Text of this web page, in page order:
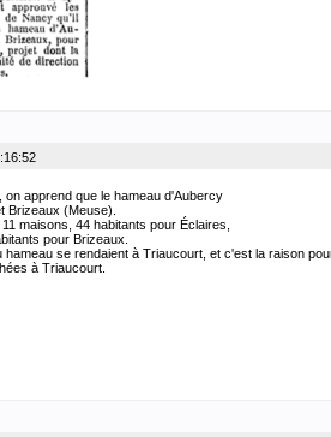
on apprend que le hameau d'Aubercy
Brizeaux (Meuse).
maisons, 44 habitants pour Éclaires,
pour Brizeaux.
se rendaient à Triaucourt, et c'est la raison
à Triaucourt.